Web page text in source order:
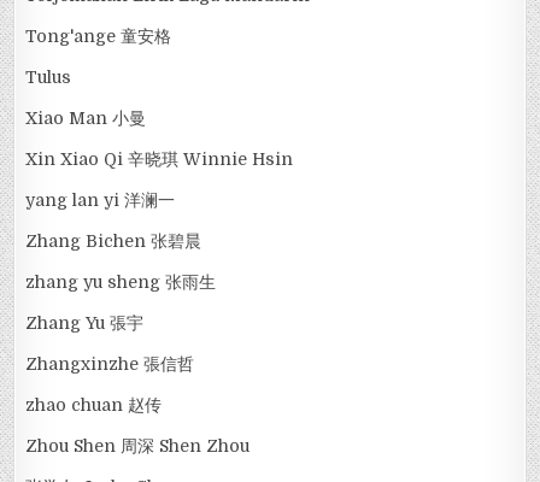
Tong'ange 童安格
Tulus
Xiao Man 小曼
Xin Xiao Qi 辛晓琪 Winnie Hsin
yang lan yi 洋澜一
Zhang Bichen 张碧晨
zhang yu sheng 张雨生
Zhang Yu 張宇
Zhangxinzhe 張信哲
zhao chuan 赵传
Zhou Shen 周深 Shen Zhou